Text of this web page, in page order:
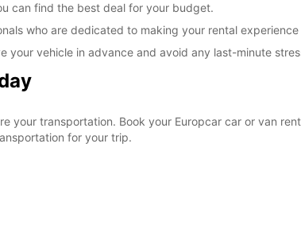
can find the best deal for your budget.
who are dedicated to making your rental
your vehicle in advance and avoid any last-minute
your transportation. Book your Europcar car or van
for your trip.